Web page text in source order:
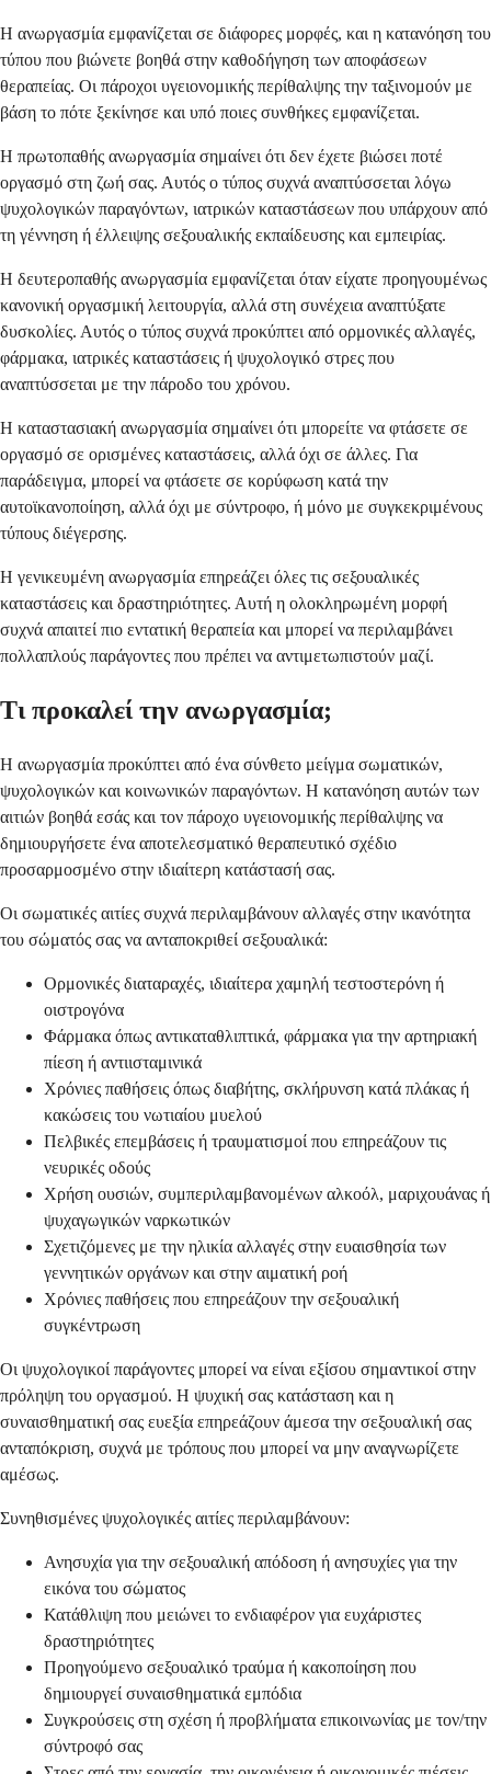
Η ανωργασμία εμφανίζεται σε διάφορες μορφές, και η κατανόηση του
τύπου που βιώνετε βοηθά στην καθοδήγηση των αποφάσεων
θεραπείας. Οι πάροχοι υγειονομικής περίθαλψης την ταξινομούν με
βάση το πότε ξεκίνησε και υπό ποιες συνθήκες εμφανίζεται.
Η πρωτοπαθής ανωργασμία σημαίνει ότι δεν έχετε βιώσει ποτέ
οργασμό στη ζωή σας. Αυτός ο τύπος συχνά αναπτύσσεται λόγω
ψυχολογικών παραγόντων, ιατρικών καταστάσεων που υπάρχουν από
τη γέννηση ή έλλειψης σεξουαλικής εκπαίδευσης και εμπειρίας.
Η δευτεροπαθής ανωργασμία εμφανίζεται όταν είχατε προηγουμένως
κανονική οργασμική λειτουργία, αλλά στη συνέχεια αναπτύξατε
δυσκολίες. Αυτός ο τύπος συχνά προκύπτει από ορμονικές αλλαγές,
φάρμακα, ιατρικές καταστάσεις ή ψυχολογικό στρες που
αναπτύσσεται με την πάροδο του χρόνου.
Η καταστασιακή ανωργασμία σημαίνει ότι μπορείτε να φτάσετε σε
οργασμό σε ορισμένες καταστάσεις, αλλά όχι σε άλλες. Για
παράδειγμα, μπορεί να φτάσετε σε κορύφωση κατά την
αυτοϊκανοποίηση, αλλά όχι με σύντροφο, ή μόνο με συγκεκριμένους
τύπους διέγερσης.
Η γενικευμένη ανωργασμία επηρεάζει όλες τις σεξουαλικές
καταστάσεις και δραστηριότητες. Αυτή η ολοκληρωμένη μορφή
συχνά απαιτεί πιο εντατική θεραπεία και μπορεί να περιλαμβάνει
πολλαπλούς παράγοντες που πρέπει να αντιμετωπιστούν μαζί.
Τι προκαλεί την ανωργασμία;
Η ανωργασμία προκύπτει από ένα σύνθετο μείγμα σωματικών,
ψυχολογικών και κοινωνικών παραγόντων. Η κατανόηση αυτών των
αιτιών βοηθά εσάς και τον πάροχο υγειονομικής περίθαλψης να
δημιουργήσετε ένα αποτελεσματικό θεραπευτικό σχέδιο
προσαρμοσμένο στην ιδιαίτερη κατάστασή σας.
Οι σωματικές αιτίες συχνά περιλαμβάνουν αλλαγές στην ικανότητα
του σώματός σας να ανταποκριθεί σεξουαλικά:
Ορμονικές διαταραχές, ιδιαίτερα χαμηλή τεστοστερόνη ή
οιστρογόνα
Φάρμακα όπως αντικαταθλιπτικά, φάρμακα για την αρτηριακή
πίεση ή αντιισταμινικά
Χρόνιες παθήσεις όπως διαβήτης, σκλήρυνση κατά πλάκας ή
κακώσεις του νωτιαίου μυελού
Πελβικές επεμβάσεις ή τραυματισμοί που επηρεάζουν τις
νευρικές οδούς
Χρήση ουσιών, συμπεριλαμβανομένων αλκοόλ, μαριχουάνας ή
ψυχαγωγικών ναρκωτικών
Σχετιζόμενες με την ηλικία αλλαγές στην ευαισθησία των
γεννητικών οργάνων και στην αιματική ροή
Χρόνιες παθήσεις που επηρεάζουν την σεξουαλική
συγκέντρωση
Οι ψυχολογικοί παράγοντες μπορεί να είναι εξίσου σημαντικοί στην
πρόληψη του οργασμού. Η ψυχική σας κατάσταση και η
συναισθηματική σας ευεξία επηρεάζουν άμεσα την σεξουαλική σας
ανταπόκριση, συχνά με τρόπους που μπορεί να μην αναγνωρίζετε
αμέσως.
Συνηθισμένες ψυχολογικές αιτίες περιλαμβάνουν:
Ανησυχία για την σεξουαλική απόδοση ή ανησυχίες για την
εικόνα του σώματος
Κατάθλιψη που μειώνει το ενδιαφέρον για ευχάριστες
δραστηριότητες
Προηγούμενο σεξουαλικό τραύμα ή κακοποίηση που
δημιουργεί συναισθηματικά εμπόδια
Συγκρούσεις στη σχέση ή προβλήματα επικοινωνίας με τον/την
σύντροφό σας